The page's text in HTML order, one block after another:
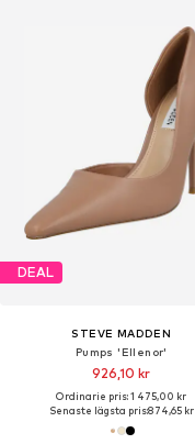
DEAL
STEVE MADDEN
Pumps 'Ellenor'
926,10 kr
Ordinarie pris: 1 475,00 kr
Senaste lägsta pris:874,65 kr